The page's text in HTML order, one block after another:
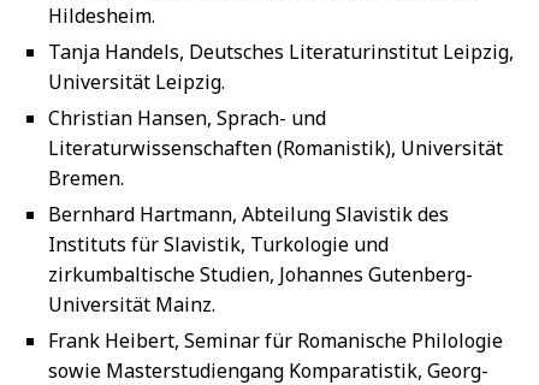
Hildesheim.
Tanja Handels, Deutsches Literaturinstitut Leipzig,
Universität Leipzig.
Christian Hansen, Sprach- und
Literaturwissenschaften (Romanistik), Universität
Bremen.
Bernhard Hartmann, Abteilung Slavistik des
Instituts für Slavistik, Turkologie und
zirkumbaltische Studien, Johannes Gutenberg-
Universität Mainz.
Frank Heibert, Seminar für Romanische Philologie
sowie Masterstudiengang Komparatistik, Georg-